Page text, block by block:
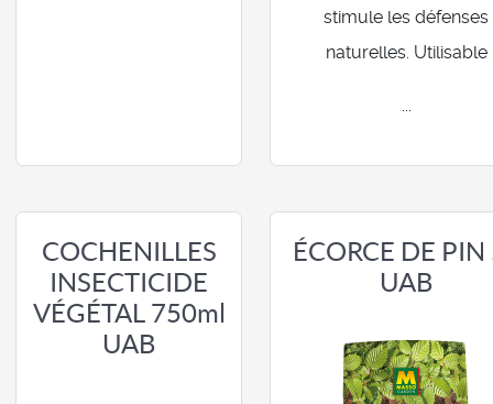
stimule les défenses
naturelles. Utilisable
COCHENILLES
INSECTICIDE
VÉGÉTAL 750ml
UAB
ÉCORCE DE PIN
UAB